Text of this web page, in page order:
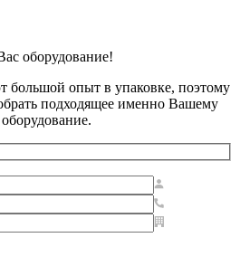
оборудование!
опыт в упаковке, поэтому
подходящее именно Вашему